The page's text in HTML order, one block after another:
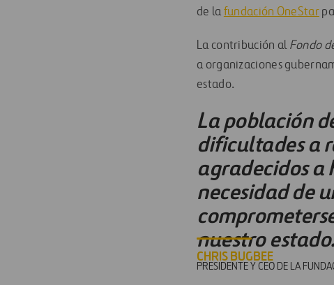
de la fundación OneStar
La contribución al Fondo
a organizaciones
estado.
La población
dificultades a
agradecidos a
necesidad de
nuestro
CHRIS BUGBEE
PRESIDENTE Y CEO DE LA